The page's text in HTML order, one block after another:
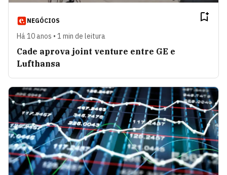
NEGÓCIOS
Há 10 anos • 1 min de leitura
Cade aprova joint venture entre GE e
Lufthansa